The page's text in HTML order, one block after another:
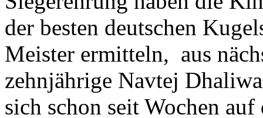
der besten deutschen
Meister ermitteln, aus
zehnjährige Navtej
sich schon seit Wochen